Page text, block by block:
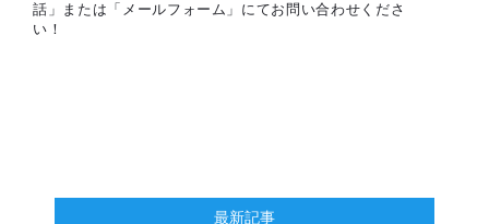
話」または「メールフォーム」にてお問い合わせくださ
い！
最新記事